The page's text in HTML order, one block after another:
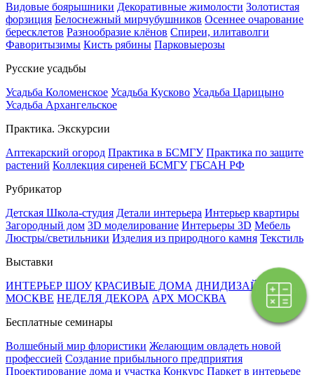
Поэтапная
оплата
Видовые боярышники Декоративные жимолости Золотистая
форзиция Белоснежный мирчубушников Осеннее очарование
бересклетов Разнообразие клёнов Спиреи, илитаволги
Фаворитызимы Кисть рябины Парковыерозы
Русские усадьбы
Усадьба Коломенское Усадьба Кусково Усадьба Царицыно
Усадьба Архангельское
Практика. Экскурсии
Аптекарский огород Практика в БСМГУ Практика по защите
растений Коллекция сиреней БСМГУ ГБСАН РФ
Рубрикатор
Детская Школа-студия Детали интерьера Интерьер квартиры
Загородный дом 3D моделирование Интерьеры 3D Мебель
Люстры/светильники Изделия из природного камня Текстиль
Выставки
ИНТЕРЬЕР ШОУ КРАСИВЫЕ ДОМА ДНИДИЗАЙНА В
МОСКВЕ НЕДЕЛЯ ДЕКОРА АРХ МОСКВА
Бесплатные семинары
Волшебный мир флористики Желающим овладеть новой
профессией Создание прибыльного предприятия
Проектирование дома и участка Конкурс Паркет в интерьере